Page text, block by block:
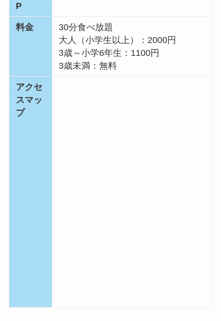
P
料金
30分食べ放題
大人（小学生以上）：2000円
3歳～小学6年生：1100円
3歳未満：無料
アクセ
スマッ
プ